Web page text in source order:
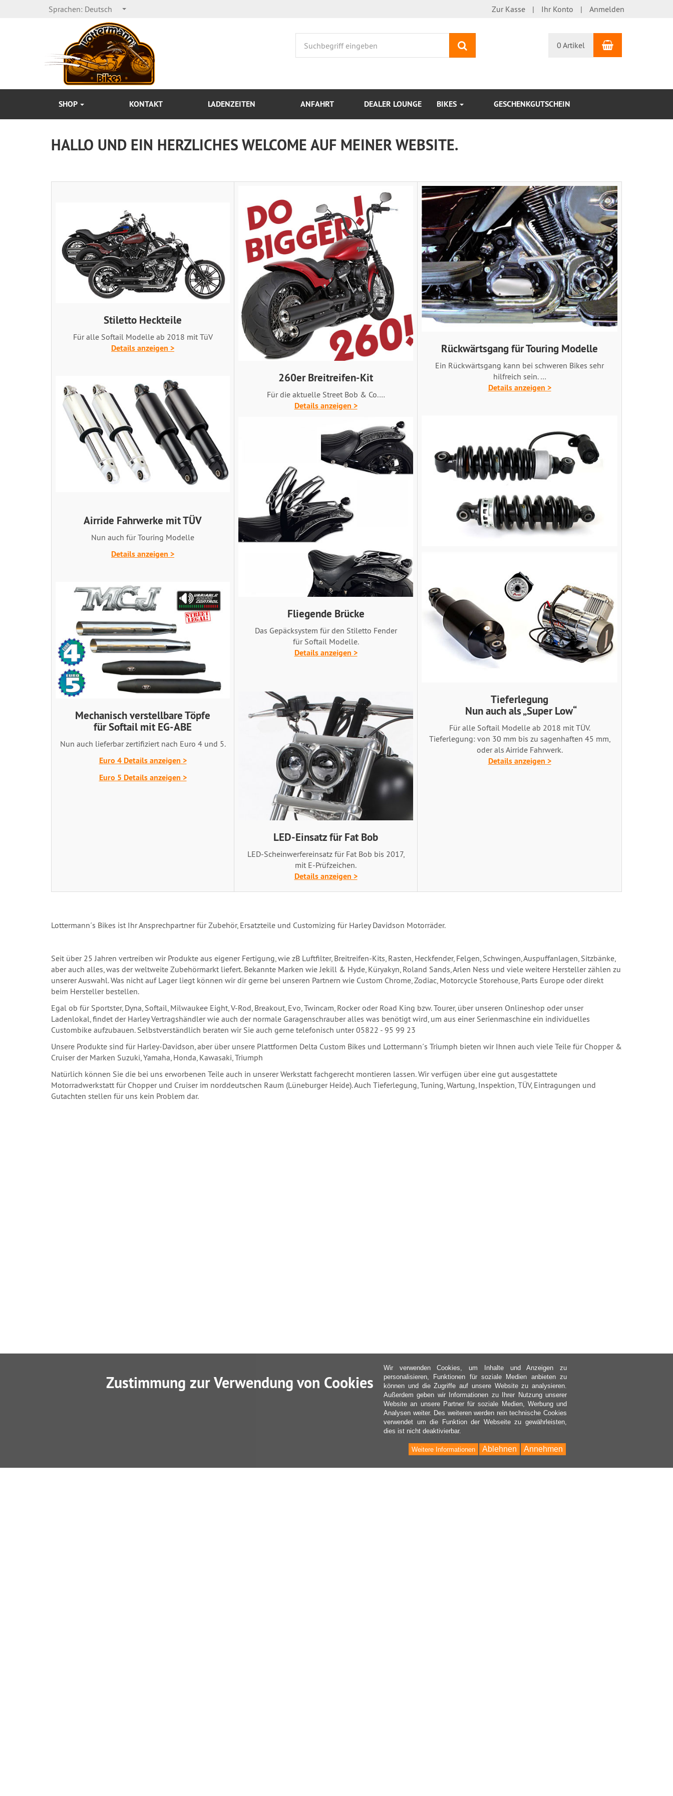
Sprachen: Deutsch Zur Kasse Ihr Konto Anmelden
0 Artikel Warenkorb
SHOP KONTAKT LADENZEITEN ANFAHRT DEALER LOUNGE BIKES GESCHENKGUTSCHEIN
HALLO UND EIN HERZLICHES WELCOME AUF MEINER WEBSITE.
Stiletto Heckteile
Für alle Softail Modelle ab 2018 mit TüV
Details anzeigen >
Airride Fahrwerke mit TÜV
Nun auch für Touring Modelle
Details anzeigen >
Mechanisch verstellbare Töpfe
für Softail mit EG-ABE
Nun auch lieferbar zertifiziert nach Euro 4 und 5.
Euro 4 Details anzeigen >
Euro 5 Details anzeigen >
260er Breitreifen-Kit
Für die aktuelle Street Bob & Co.…
Details anzeigen >
Fliegende Brücke
Das Gepäcksystem für den Stiletto Fender
für Softail Modelle.
Details anzeigen >
LED-Einsatz für Fat Bob
LED-Scheinwerfereinsatz für Fat Bob bis 2017,
mit E-Prüfzeichen.
Details anzeigen >
Rückwärtsgang für Touring Modelle
Ein Rückwärtsgang kann bei schweren Bikes sehr
hilfreich sein. …
Details anzeigen >
Tieferlegung
Nun auch als „Super Low“
Für alle Softail Modelle ab 2018 mit TÜV.
Tieferlegung: von 30 mm bis zu sagenhaften 45 mm,
oder als Airride Fahrwerk.
Details anzeigen >
Lottermann´s Bikes ist Ihr Ansprechpartner für Zubehör, Ersatzteile und Customizing für Harley Davidson Motorräder.
Seit über 25 Jahren vertreiben wir Produkte aus eigener Fertigung, wie zB Luftfilter, Breitreifen-Kits, Rasten, Heckfender, Felgen, Schwingen, Auspuffanlagen, Sitzbänke,
aber auch alles, was der weltweite Zubehörmarkt liefert. Bekannte Marken wie Jekill & Hyde, Küryakyn, Roland Sands, Arlen Ness und viele weitere Hersteller zählen zu
unserer Auswahl. Was nicht auf Lager liegt können wir dir gerne bei unseren Partnern wie Custom Chrome, Zodiac, Motorcycle Storehouse, Parts Europe oder direkt
beim Hersteller bestellen.
Egal ob für Sportster, Dyna, Softail, Milwaukee Eight, V-Rod, Breakout, Evo, Twincam, Rocker oder Road King bzw. Tourer, über unseren Onlineshop oder unser
Ladenlokal, findet der Harley Vertragshändler wie auch der normale Garagenschrauber alles was benötigt wird, um aus einer Serienmaschine ein individuelles
Custombike aufzubauen. Selbstverständlich beraten wir Sie auch gerne telefonisch unter 05822 - 95 99 23
Unsere Produkte sind für Harley-Davidson, aber über unsere Plattformen Delta Custom Bikes und Lottermann´s Triumph bieten wir Ihnen auch viele Teile für Chopper &
Cruiser der Marken Suzuki, Yamaha, Honda, Kawasaki, Triumph
Natürlich können Sie die bei uns erworbenen Teile auch in unserer Werkstatt fachgerecht montieren lassen. Wir verfügen über eine gut ausgestattete
Motorradwerkstatt für Chopper und Cruiser im norddeutschen Raum (Lüneburger Heide). Auch Tieferlegung, Tuning, Wartung, Inspektion, TÜV, Eintragungen und
Gutachten stellen für uns kein Problem dar.
Zustimmung zur Verwendung von Cookies
Wir verwenden Cookies, um Inhalte und Anzeigen zu
personalisieren, Funktionen für soziale Medien anbieten zu
können und die Zugriffe auf unsere Website zu analysieren.
Außerdem geben wir Informationen zu Ihrer Nutzung unserer
Website an unsere Partner für soziale Medien, Werbung und
Analysen weiter. Des weiteren werden rein technische Cookies
verwendet um die Funktion der Webseite zu gewährleisten,
dies ist nicht deaktivierbar.
Annehmen
Ablehnen
Weitere Informationen